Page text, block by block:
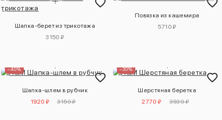
Шапка-берет из трикотажа
3150 ₽
Повязка из кашемира
5710 ₽
–40%
Шапка-шлем в рубчик
1920 ₽
3150 ₽
–30%
Шерстяная беретка
2770 ₽
3930 ₽